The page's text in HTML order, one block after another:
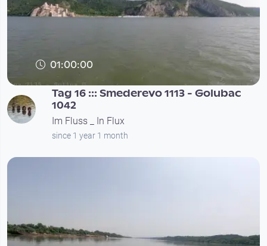
01:00:00
Tag 16 ::: Smederevo 1113 - Golubac
1042
Im Fluss _ In Flux
since 1 year 1 month